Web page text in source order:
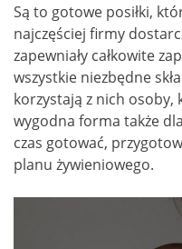
Są to gotowe posiłki,
najczęściej firmy
zapewniały całkowite
wszystkie niezbędne
korzystają z nich
wygodna forma także
czas gotować,
planu żywieniowego.